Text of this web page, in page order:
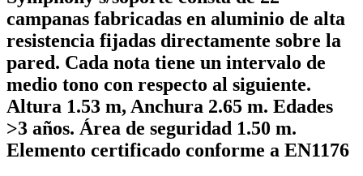
campanas fabricadas en aluminio de alta
resistencia fijadas directamente sobre la
pared. Cada nota tiene un intervalo de
medio tono con respecto al siguiente.
Altura 1.53 m, Anchura 2.65 m. Edades
>3 años. Área de seguridad 1.50 m.
Elemento certificado conforme a EN1176